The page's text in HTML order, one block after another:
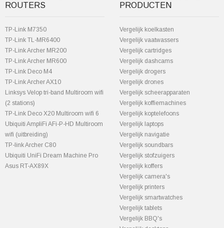
ROUTERS
TP-Link M7350
TP-Link TL-MR6400
TP-Link Archer MR200
TP-Link Archer MR600
TP-Link Deco M4
TP-Link Archer AX10
Linksys Velop tri-band Multiroom wifi
(2 stations)
TP-Link Deco X20 Multiroom wifi 6
Ubiquiti AmpliFi AFi-P-HD Multiroom
wifi (uitbreiding)
TP-link Archer C80
Ubiquiti UniFi Dream Machine Pro
Asus RT-AX89X
PRODUCTEN
Vergelijk koelkasten
Vergelijk vaatwassers
Vergelijk cartridges
Vergelijk dashcams
Vergelijk drogers
Vergelijk drones
Vergelijk scheerapparaten
Vergelijk koffiemachines
Vergelijk koptelefoons
Vergelijk laptops
Vergelijk navigatie
Vergelijk soundbars
Vergelijk stofzuigers
Vergelijk koffers
Vergelijk camera's
Vergelijk printers
Vergelijk smartwatches
Vergelijk tablets
Vergelijk BBQ's